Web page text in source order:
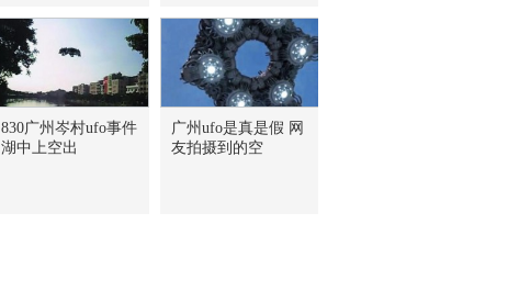
830广州岑村ufo事件
湖中上空出
广州ufo是真是假 网
友拍摄到的空